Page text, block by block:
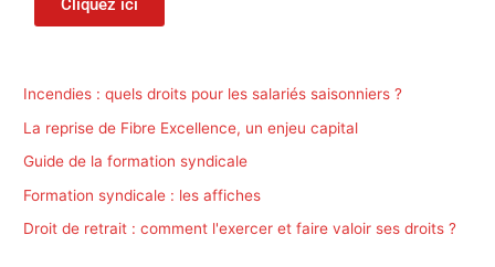
Cliquez ici
Incendies : quels droits pour les salariés saisonniers ?
La reprise de Fibre Excellence, un enjeu capital
Guide de la formation syndicale
Formation syndicale : les affiches
Droit de retrait : comment l'exercer et faire valoir ses droits ?